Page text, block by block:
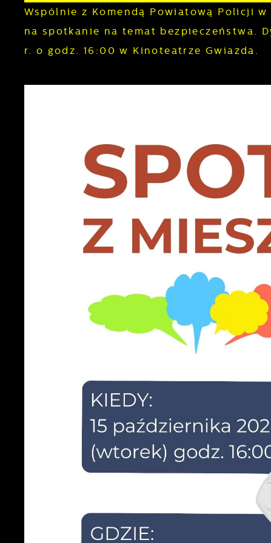
Wspólnie z Komendą Powiatową Policji
na spotkanie na temat bezpieczeństwa.
r. o godz. 16:00 w Kinoteatrze Gwiazda.